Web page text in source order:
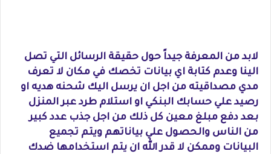
لابد من المعرفة جيداً حول حقيقة الرسائل التي تصل
الينا وعدم كتابة اي بيانات تخصك في مكان لا تعرف
مدي مصداقيته من اجل ان يرسل اليك شحنه هديه او
رصيد علي حسابك البنكي او استلام طرد عبر المنزل
بعد دفع مبلغ معين كل ذلك من اجل جذب عدد كبير
من الناس والحصول علي بياناتهم ويتم تجميع
البيانات وممكن لا قدر الله ان يتم استخدامها ضدك